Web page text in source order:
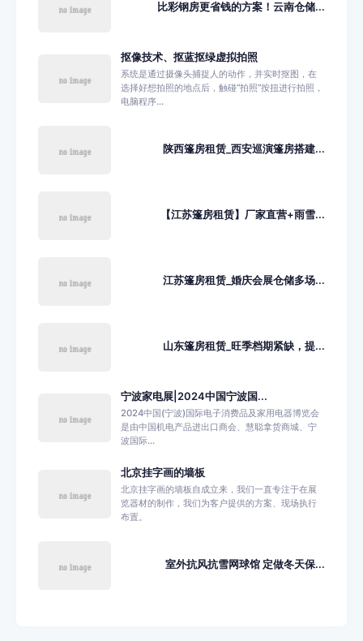
比彩钢房更省钱的方案！云南仓储...
抠像技术、抠蓝抠绿虚拟拍照
系统是通过摄像头捕捉人的动作，并实时抠图，在
选择好想拍照的地点后，触碰“拍照”按扭进行拍照，
电脑程序...
陕西篷房租赁_西安巡演篷房搭建...
【江苏篷房租赁】厂家直营+雨雪...
江苏篷房租赁_婚庆会展仓储多场...
山东篷房租赁_旺季档期紧缺，提...
宁波家电展|2024中国宁波国...
2024中国(宁波)国际电子消费品及家用电器博览会
是由中国机电产品进出口商会、慧聪拿货商城、宁
波国际...
北京挂字画的墙板
北京挂字画的墙板自成立来，我们一直专注于在展
览器材的制作，我们为客户提供的方案、现场执行
布置。
室外抗风抗雪网球馆 定做冬天保...